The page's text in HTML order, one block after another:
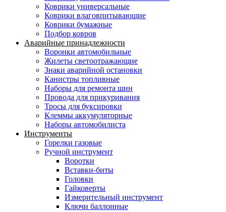
Коврики универсальные
Коврики влаговпитывающие
Коврики бумажные
Подбор ковров
Аварийные принадлежности
Воронки автомобильные
Жилеты светоотражающие
Знаки аварийной остановки
Канистры топливные
Наборы для ремонта шин
Провода для прикуривания
Тросы для буксировки
Клеммы аккумуляторные
Наборы автомобилиста
Инструменты
Горелки газовые
Ручной инструмент
Воротки
Вставки-биты
Головки
Гайковерты
Измерительный инструмент
Ключи баллонные